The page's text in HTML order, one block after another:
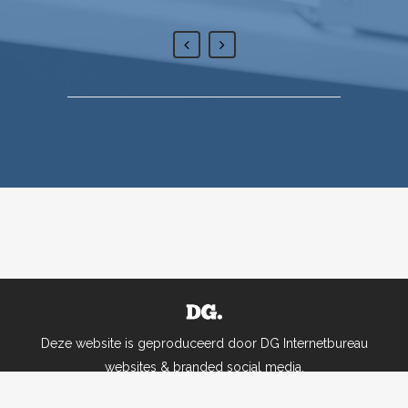
Deze website is geproduceerd door DG Internetbureau
websites & branded social media.